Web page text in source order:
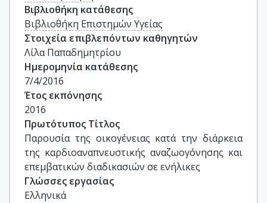
Βιβλιοθήκη κατάθεσης
Βιβλιοθήκη Επιστημών Υγείας
Στοιχεία επιβλεπόντων καθηγητών
Λίλα Παπαδημητρίου
Ημερομηνία κατάθεσης
7/4/2016
Έτος εκπόνησης
2016
Πρωτότυπος Τίτλος
Παρουσία της οικογένειας κατά την διάρκεια
της καρδιοαναπνευστικής αναζωογόνησης και
επεμβατικών διαδικασιών σε ενήλικες
Γλώσσες εργασίας
Ελληνικά